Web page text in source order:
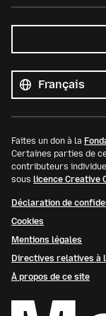
les
langues
Langue
Faites un don à la
Certaines parties de
contributeurs
sous licence Creative
Déclaration de
Cookies
Mentions légales
Directives relatives à
À propos de ce site